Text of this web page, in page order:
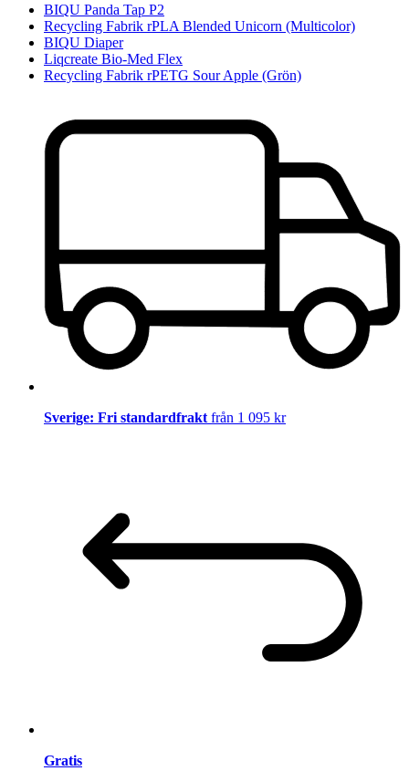
BIQU Panda Tap P2
Recycling Fabrik rPLA Blended Unicorn (Multicolor)
BIQU Diaper
Liqcreate Bio-Med Flex
Recycling Fabrik rPETG Sour Apple (Grön)
Sverige: Fri standardfrakt från 1 095 kr
Gratis